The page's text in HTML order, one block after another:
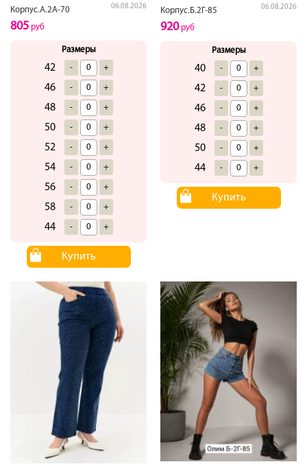
Корпус.А.2А-70
06.08.2026
805 руб
Размеры
42 - +
46 - +
48 - +
50 - +
52 - +
54 - +
56 - +
58 - +
44 - +
Купить
Корпус.Б.2Г-85
06.08.2026
920руб
Размеры
40 - +
42 - +
46 - +
48 - +
50 - +
44 - +
Купить